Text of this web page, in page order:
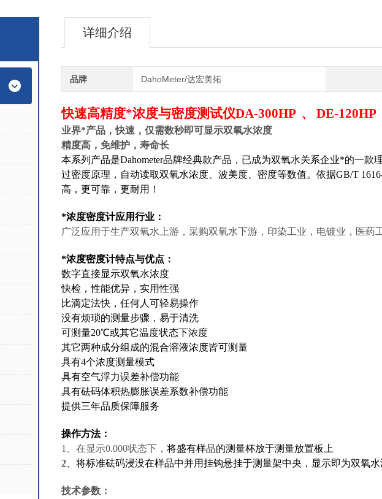
详细介绍
品牌 DahoMeter/达宏美拓
快速高精度*浓度与密度测试仪DA-300HP 、 DE-120HP
业界*产品，快速，仅需数秒即可显示双氧水浓度
精度高，免维护，寿命长
本系列 产品是Dahometer品牌经典款产品， 已成为双氧水关系企业*的一款
过密度原理 ，自动读取双氧水浓度、波美度、密度等数值。 依据GB/T
高，更可靠，更耐用！
*浓度密度计应用行业：
广泛应用于生产双氧水上游， 采购双氧水下游 ， 印染工业，电镀业 ， 医药
*浓度密度计特点与优点 ：
数字直接显示双氧水浓度
快检，性能优异，实用性强
比滴定法快，任何人可轻易操作
没有烦琐的测量步骤， 易于清洗
可测量20℃或其它温度状态下浓度
其它两种成分组成的混合溶液浓度皆可测量
具有4个浓度测量模式
具有空气浮力误差补偿功能
具有砝码体积热膨胀误差系数补偿功能
提供三年品质保障服务
操作方法：
1、 在显示0.000状态下， 将盛有样品的测量杯放于测量放置板上
2、 将标准砝码浸没在样品中并用挂钩悬挂于测量架中央，显示即为双氧
技术参数：